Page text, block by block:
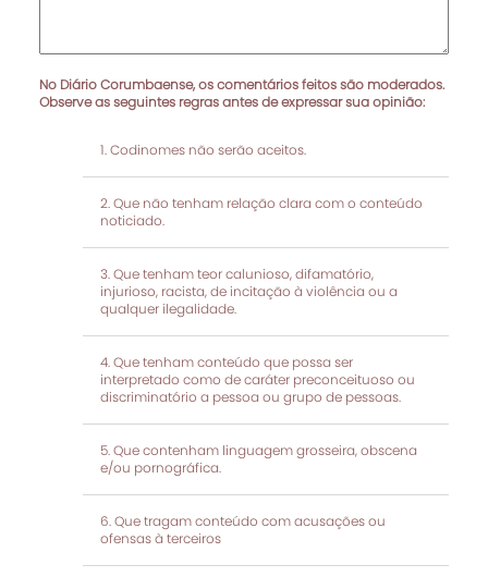
No Diário Corumbaense, os comentários feitos são moderados.
Observe as seguintes regras antes de expressar sua opinião:
Codinomes não serão aceitos.
Que não tenham relação clara com o conteúdo
noticiado.
Que tenham teor calunioso, difamatório,
injurioso, racista, de incitação à violência ou a
qualquer ilegalidade.
Que tenham conteúdo que possa ser
interpretado como de caráter preconceituoso ou
discriminatório a pessoa ou grupo de pessoas.
Que contenham linguagem grosseira, obscena
e/ou pornográfica.
Que tragam conteúdo com acusações ou
ofensas à terceiros